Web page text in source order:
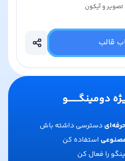
قالب
دومینگـــــــو
دسترسی داشته باش
استفاده کن
را فعال کن